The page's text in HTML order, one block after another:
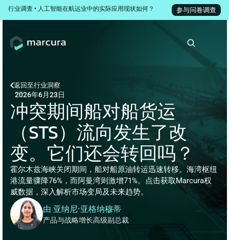
行业调查 • 人工智能在航运业中的实际应用现状如何？ 参与问卷调查
返回至行业洞察
2026年6月23日
冲突期间船对船货运
（STS）流向发生了改
变。它们还会转回吗？
霍尔木兹海峡关闭期间，船对船原油转运迅速转移。海湾枢纽
港流量骤降76%，而阿曼湾则激增71%。点击获取Marcura权
威数据，深入解析市场变局及未来趋势。
由 亚纳尼·亚格纳穆蒂
产品与战略增长高级副总裁